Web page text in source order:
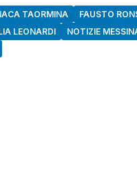
TAORMINA FAUSTO
LEONARDI NOTIZIE